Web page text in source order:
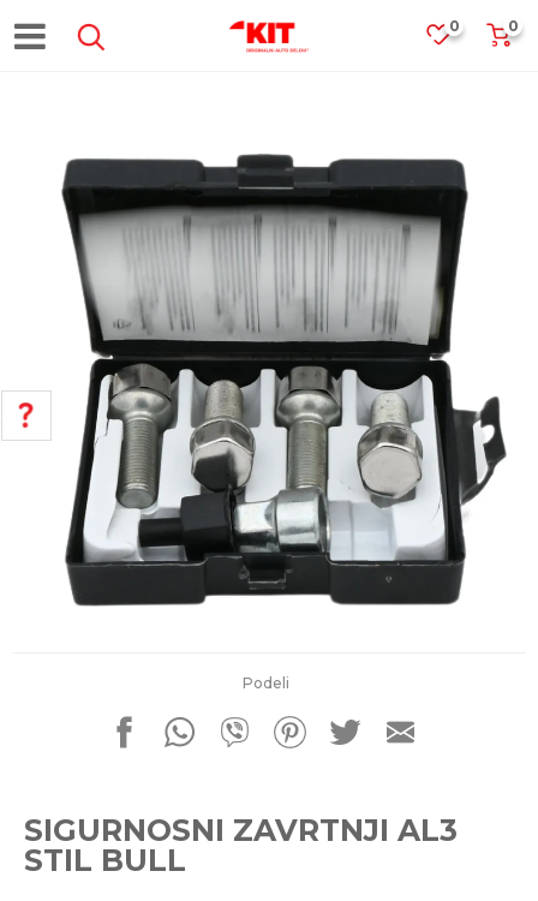
0
0
Podeli
SIGURNOSNI ZAVRTNJI AL3
STIL BULL
POMOĆ PRI KUPOVINI
Za više informacija, pomoć i
porudžbine
011 4427900
Pišite nam
office@kitcommerce.rs